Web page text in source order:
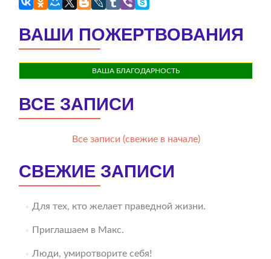
ВАШИ ПОЖЕРТВОВАНИЯ
ВАША БЛАГОДАРНОСТЬ
ВСЕ ЗАПИСИ
Все записи (свежие в начале)
СВЕЖИЕ ЗАПИСИ
Для тех, кто желает праведной жизни.
Приглашаем в Макс.
Люди, умиротворите себя!